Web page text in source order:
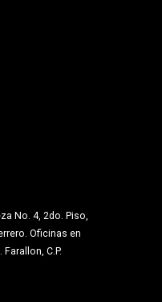
No. 4, 2do. Piso,
Oficinas en
C.P.